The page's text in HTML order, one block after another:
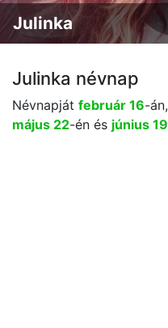
Julinka
Julinka névnap
Névnapját február 16-án,
május 22-én és június 19